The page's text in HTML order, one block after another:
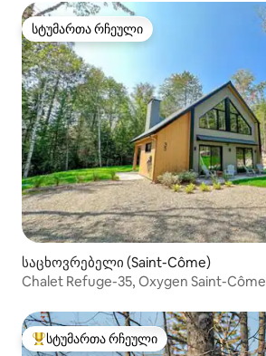
სტუმართა რჩეული
სტუმართა რჩეული
საცხოვრებელი (Saint-Côme)
Chalet Refuge-35, Oxygen Saint-Côme
სტუმართა რჩეული მოწინავე ვარიანტი
სტუმართა რჩეული